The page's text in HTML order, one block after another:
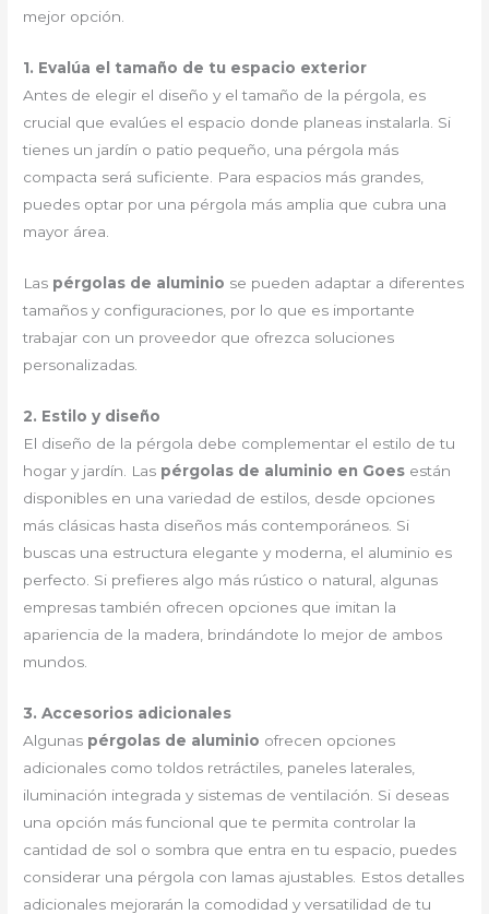
mejor opción.
1. Evalúa el tamaño de tu espacio exterior
Antes de elegir el diseño y el tamaño de la pérgola, es
crucial que evalúes el espacio donde planeas instalarla. Si
tienes un jardín o patio pequeño, una pérgola más
compacta será suficiente. Para espacios más grandes,
puedes optar por una pérgola más amplia que cubra una
mayor área.
Las pérgolas de aluminio se pueden adaptar a diferentes
tamaños y configuraciones, por lo que es importante
trabajar con un proveedor que ofrezca soluciones
personalizadas.
2. Estilo y diseño
El diseño de la pérgola debe complementar el estilo de tu
hogar y jardín. Las pérgolas de aluminio en Goes están
disponibles en una variedad de estilos, desde opciones
más clásicas hasta diseños más contemporáneos. Si
buscas una estructura elegante y moderna, el aluminio es
perfecto. Si prefieres algo más rústico o natural, algunas
empresas también ofrecen opciones que imitan la
apariencia de la madera, brindándote lo mejor de ambos
mundos.
3. Accesorios adicionales
Algunas pérgolas de aluminio ofrecen opciones
adicionales como toldos retráctiles, paneles laterales,
iluminación integrada y sistemas de ventilación. Si deseas
una opción más funcional que te permita controlar la
cantidad de sol o sombra que entra en tu espacio, puedes
considerar una pérgola con lamas ajustables. Estos detalles
adicionales mejorarán la comodidad y versatilidad de tu